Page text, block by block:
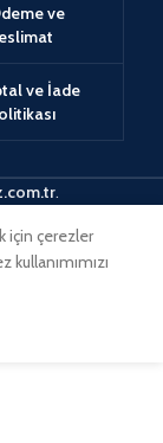
ve
ve İade
.
için çerezler